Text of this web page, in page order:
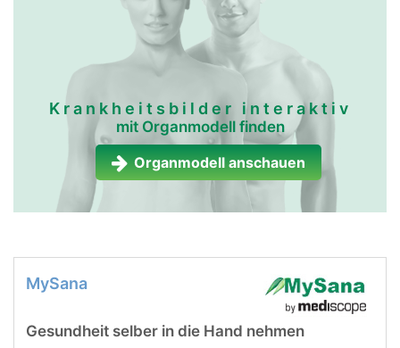
Krankheitsbilder interaktiv
mit Organmodell finden
Organmodell anschauen
MySana
Gesundheit selber in die Hand nehmen